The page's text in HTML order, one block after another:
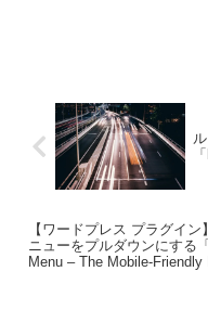
【ワードプレス プラグイン
ニューをプルダウンにする
Menu – The Mobile-Friendly